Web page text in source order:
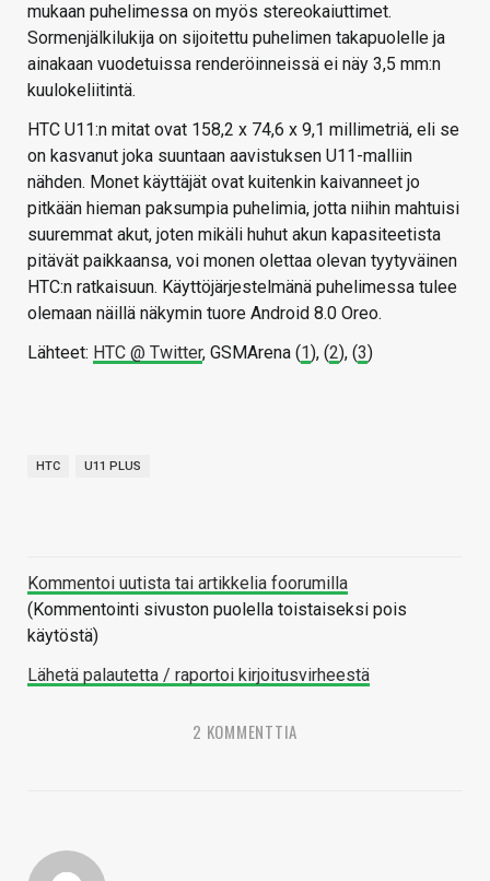
mukaan puhelimessa on myös stereokaiuttimet.
Sormenjälkilukija on sijoitettu puhelimen takapuolelle ja
ainakaan vuodetuissa renderöinneissä ei näy 3,5 mm:n
kuulokeliitintä.
HTC U11:n mitat ovat 158,2 x 74,6 x 9,1 millimetriä, eli se
on kasvanut joka suuntaan aavistuksen U11-malliin
nähden. Monet käyttäjät ovat kuitenkin kaivanneet jo
pitkään hieman paksumpia puhelimia, jotta niihin mahtuisi
suuremmat akut, joten mikäli huhut akun kapasiteetista
pitävät paikkaansa, voi monen olettaa olevan tyytyväinen
HTC:n ratkaisuun. Käyttöjärjestelmänä puhelimessa tulee
olemaan näillä näkymin tuore Android 8.0 Oreo.
Lähteet: HTC @ Twitter, GSMArena (1), (2), (3)
HTC U11 PLUS
Kommentoi uutista tai artikkelia foorumilla
(Kommentointi sivuston puolella toistaiseksi pois
käytöstä)
Lähetä palautetta / raportoi kirjoitusvirheestä
2 KOMMENTTIA